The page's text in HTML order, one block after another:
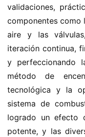
o
m
e
c
a
validaciones,
componentes como
aire y las
iteración continua,
y perfeccionando
método de
tecnológica y la
sistema de
logrado un efecto
potente, y las